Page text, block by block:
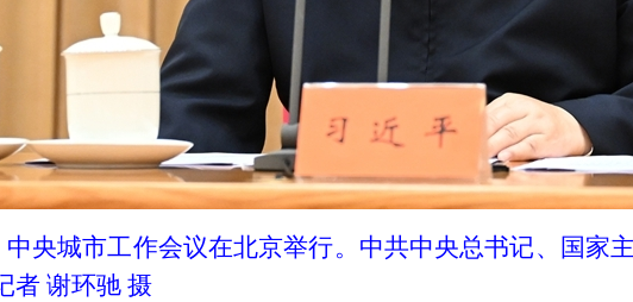
中央城市工作会议在北京举行。中共中央总书记、国家
者 谢环驰 摄